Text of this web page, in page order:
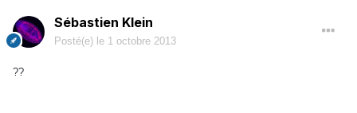
Sébastien Klein
Posté(e) le 1 octobre 2013
??